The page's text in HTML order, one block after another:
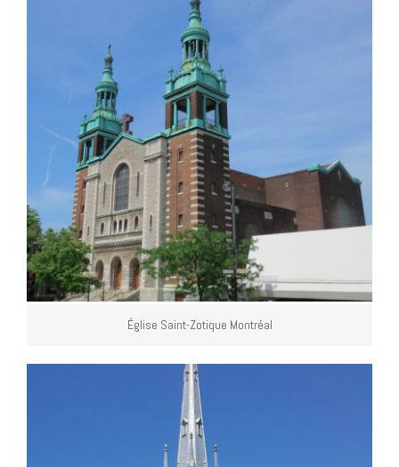
Église Saint-Zotique Montréal